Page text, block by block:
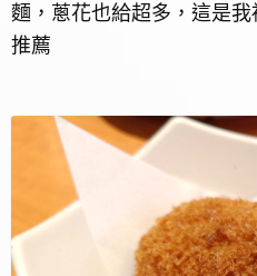
麵，蔥花也給超多，這是
推薦